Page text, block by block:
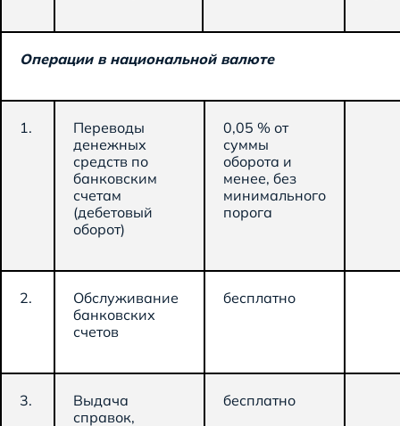
Операции в национальной валюте
1.
Переводы
денежных
средств по
банковским
счетам
(дебетовый
оборот)
0,05 % от
суммы
оборота и
менее, без
минимального
порога
2.
Обслуживание
банковских
счетов
бесплатно
3.
Выдача
справок,
бесплатно